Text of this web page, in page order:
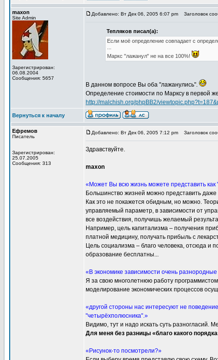
maxon
Site Admin
Зарегистрирован:
06.08.2004
Сообщения: 5657
Добавлено: Вт Дек 06, 2005 6:07 pm Заголовок
Тепляков писал(а):
Если моё определение совпадает с
Маркс "лажанул" не на все 100%!
В данном вопросе Вы оба "лажанулись".
Определение стоимости по Марксу в первой
http://malchish.org/phpBB2/
Вернуться к началу
Ефремов
Писатель
Зарегистрирован:
25.07.2005
Сообщения: 313
Добавлено: Вт Дек 06, 2005 7:12 pm Заголовок
Здравствуйте.
maxon
«Может Вы всю жизнь можете представить как
Большинство жизней можно представить
Как это не покажется обидным, но можно.
управляемый параметр, в зависимости от
все воздействия, получишь желаемый
Например, цель капитализма – получения
платной медицину, получать прибыль с
Цель социализма – благо человека, отсюда
образование бесплатны...
«В экономике зависимости очень разнородные
Я за свою многолетнюю работу
моделирование экономических процессов
«другой стороны нас интересуют не
"четырёхполюсника".»
Видимо, тут и надо искать суть разногласий.
Для меня без разницы «благо какого
«Рисунок-то посмотрели?»